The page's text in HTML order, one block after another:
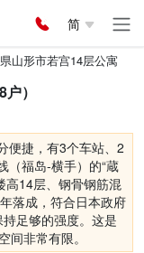
简
山形市若宫14层公寓
）
便捷，有3个车站、2
（福岛-横手）的“蔵
高14层、钢骨钢筋混
落成，符合日本政府
足够的强度。这是
非常有限。